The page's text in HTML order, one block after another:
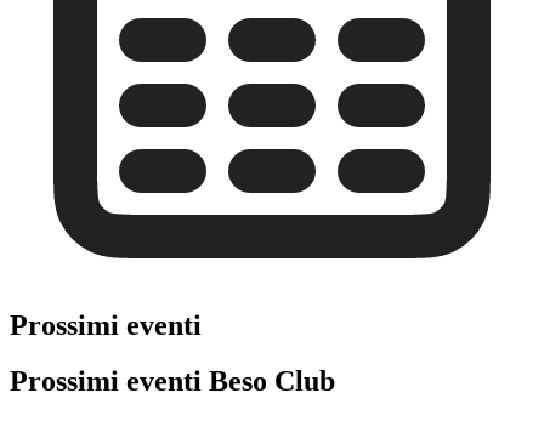
Prossimi eventi
Prossimi eventi Beso Club